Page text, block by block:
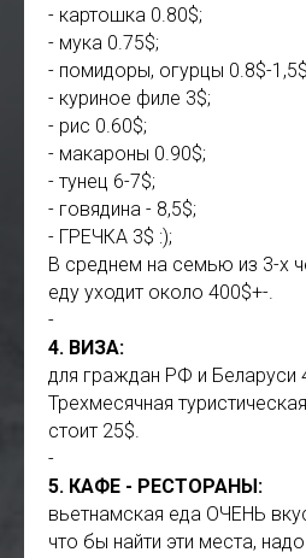
- картошка 0.80$;
- мука 0.75$;
- помидоры, огурцы 0.8$-
- куриное филе 3$;
- рис 0.60$;
- макароны 0.90$;
- тунец 6-7$;
- говядина - 8,5$;
- ГРЕЧКА 3$ :);
В среднем на семью из 3-х
еду уходит около 400$+-.
-
4. ВИЗА:
для граждан РФ и Беларуси
Трехмесячная
стоит 25$.
-
5. КАФЕ - РЕСТОРАНЫ:
вьетнамская еда ОЧЕНЬ
что бы найти эти места,